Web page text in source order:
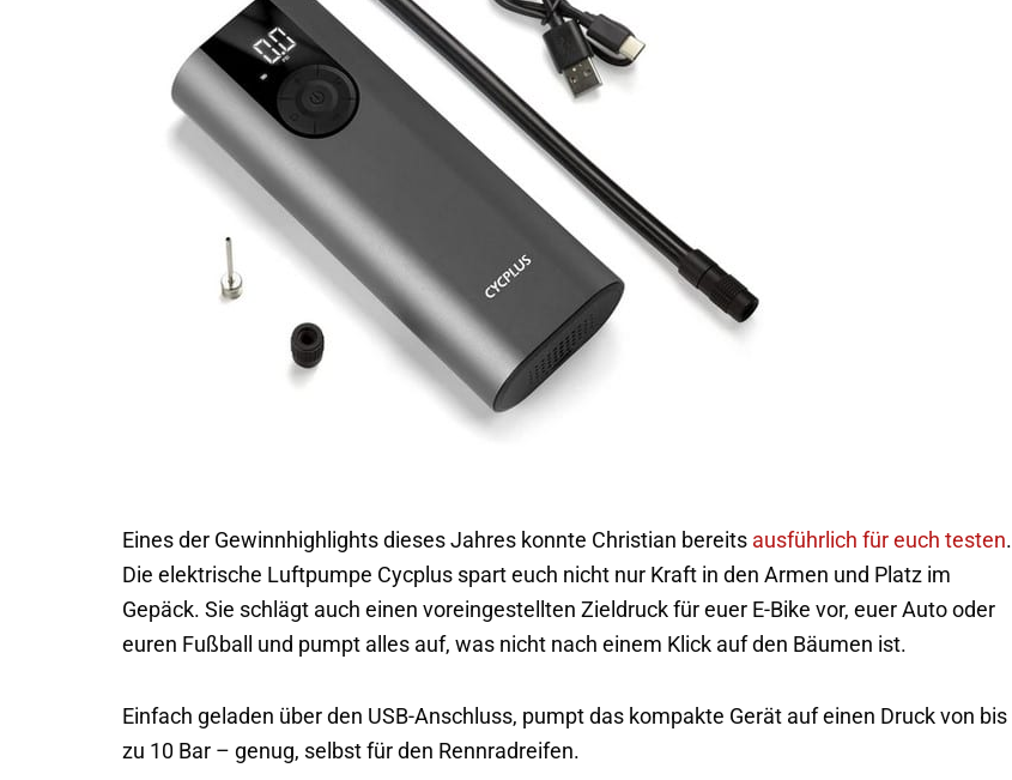
Eines der Gewinnhighlights dieses Jahres konnte Christian bereits ausführlich für euch testen.
Die elektrische Luftpumpe Cycplus spart euch nicht nur Kraft in den Armen und Platz im
Gepäck. Sie schlägt auch einen voreingestellten Zieldruck für euer E-Bike vor, euer Auto oder
euren Fußball und pumpt alles auf, was nicht nach einem Klick auf den Bäumen ist.
Einfach geladen über den USB-Anschluss, pumpt das kompakte Gerät auf einen Druck von bis
zu 10 Bar – genug, selbst für den Rennradreifen.